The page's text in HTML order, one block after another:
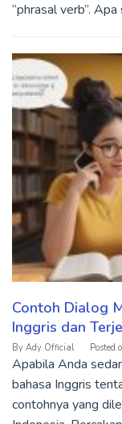
“phrasal verb”.
Contoh Dialog
Inggris dan
By Ady Official Posted
Apabila Anda
bahasa Inggris
contohnya yang